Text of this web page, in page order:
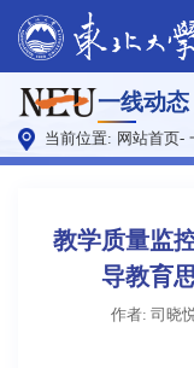
一线动态
当前位置: 网站首页-
教学质量监
导教育
作者: 司晓